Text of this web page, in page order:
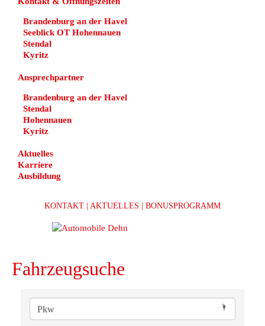
Brandenburg an der Havel
Seeblick OT Hohennauen
Stendal
Kyritz
Ansprechpartner
Brandenburg an der Havel
Stendal
Hohennauen
Kyritz
Aktuelles
Karriere
Ausbildung
KONTAKT | AKTUELLES | BONUSPROGRAMM
Fahrzeugsuche